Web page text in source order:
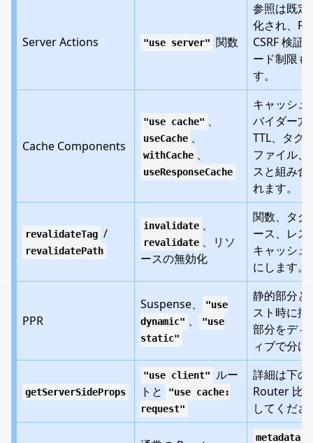
Server Actions "use server" 関数
参照は既定
化され、
CSRF 検証
ード制限も
す。
Cache Components
"use cache" 、
useCache 、
withCache 、
useResponseCache
キャッシュ
バイダー方
TTL、タグ
ファイル、
スと組み合
れます。
revalidateTag /
revalidatePath
invalidate 、
revalidate 、リソ
ースの無効化
関数、タグ
ース、レス
キャッシュ
にします。
PPR
Suspense、
"use
dynamic" 、
"use
static"
静的部分と
スト時に描
部分をディ
ィブで分け
getServerSideProps
"use client"
ルー
トと
"use cache:
request"
詳細は下の
Router 比
してくださ
metadata